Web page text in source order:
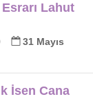
Lahut
31 Mayıs
İsen Cana